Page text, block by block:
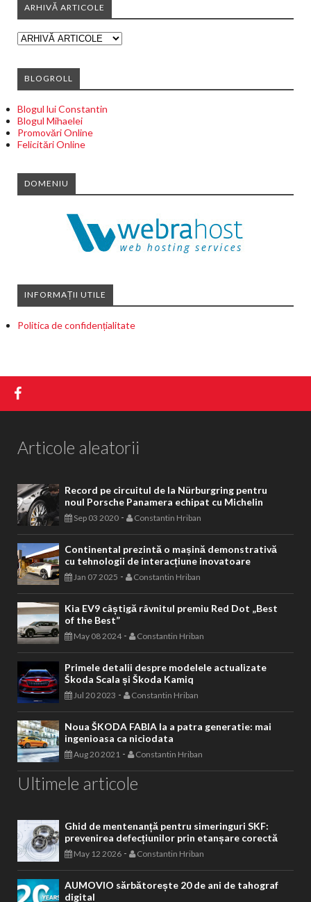
ARHIVĂ ARTICOLE
BLOGROLL
Blogul lui Constantin
Blogul Mihaelei
Promovări Online
Felicitări Online
DOMENIU
INFORMAȚII UTILE
Politica de confidențialitate
Articole aleatorii
Record pe circuitul de la Nürburgring pentru
noul Porsche Panamera echipat cu Michelin
Sep 03 2020 - Constantin Hriban
Continental prezintă o mașină demonstrativă
cu tehnologii de interacțiune inovatoare
Jan 07 2025 - Constantin Hriban
Kia EV9 câștigă râvnitul premiu Red Dot „Best
of the Best”
May 08 2024- Constantin Hriban
Primele detalii despre modelele actualizate
Škoda Scala și Škoda Kamiq
Jul 20 2023 - Constantin Hriban
Noua ŠKODA FABIA la a patra generatie: mai
ingenioasa ca niciodata
Aug 20 2021 - Constantin Hriban
Ultimele articole
Ghid de mentenanță pentru simeringuri SKF:
prevenirea defecțiunilor prin etanșare corectă
May 12 2026 - Constantin Hriban
AUMOVIO sărbătorește 20 de ani de tahograf
digital